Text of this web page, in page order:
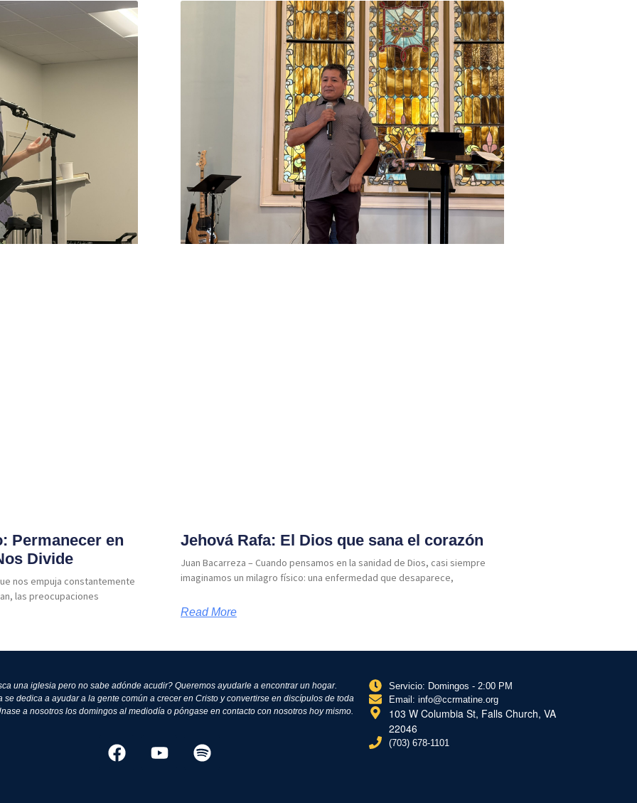
Permanecer en
Divide
nos empuja constantemente
las preocupaciones
Jehová Rafa: El Dios que sana el corazón
Juan Bacarreza – Cuando pensamos en la sanidad de Dios, casi siempre
imaginamos un milagro físico: una enfermedad que desaparece,
Read More
una iglesia pero no sabe adónde acudir? Queremos ayudarle a encontrar un hogar.
se dedica a ayudar a la gente común a crecer en Cristo y convertirse en discípulos de toda
a nosotros los domingos al mediodía o póngase en contacto con nosotros hoy mismo.
Servicio: Domingos - 2:00 PM
Email: info@ccrmatine.org
103 W Columbia St, Falls Church, VA
22046
(703) 678-1101